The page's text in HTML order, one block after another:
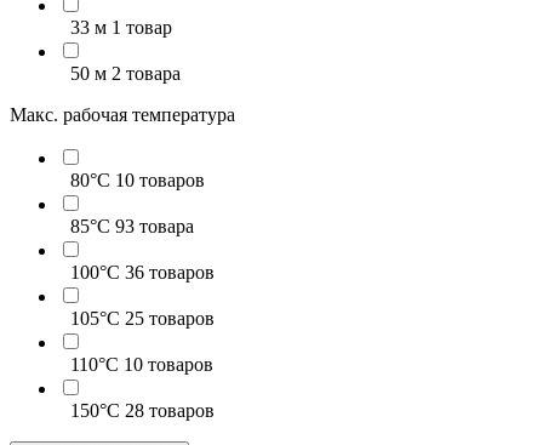
33 м 1 товар
50 м 2 товара
Макс. рабочая температура
80°C 10 товаров
85°C 93 товара
100°C 36 товаров
105°C 25 товаров
110°C 10 товаров
150°C 28 товаров